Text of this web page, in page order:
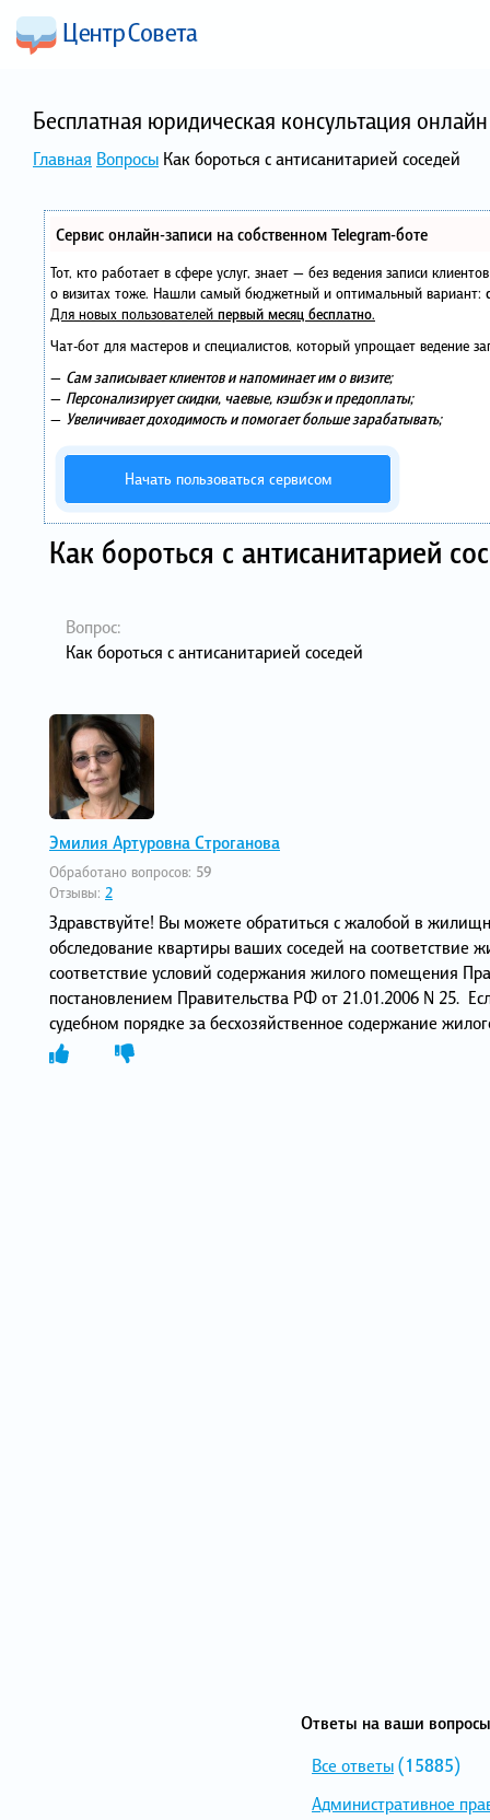
Бесплатная юридическая консультация
Главная Вопросы Как бороться с антисанитарией соседей
Сервис онлайн-записи на собственном Telegram-боте
Тот, кто работает в сфере услуг, знает — без ведения записи
о визитах тоже. Нашли самый бюджетный и оптимальный вариант:
Для новых пользователей первый месяц бесплатно.
Чат-бот для мастеров и специалистов, который упрощает ведение
— Сам записывает клиентов и напоминает им о визите;
— Персонализирует скидки, чаевые, кэшбэк и предоплаты;
— Увеличивает доходимость и помогает больше зарабатывать;
Начать пользоваться сервисом
Как бороться с антисанитарией
Вопрос:
Как бороться с антисанитарией соседей
Эмилия Артуровна Строганова
Обработано вопросов: 59
Отзывы: 2
Здравствуйте! Вы можете обратиться с жалобой в
обследование квартиры ваших соседей на
соответствие условий содержания жилого помещения
постановлением Правительства РФ от 21.01.2006 N 25.
судебном порядке за бесхозяйственное содержание
Ответы на ваши
Все ответы(15885)
Административное